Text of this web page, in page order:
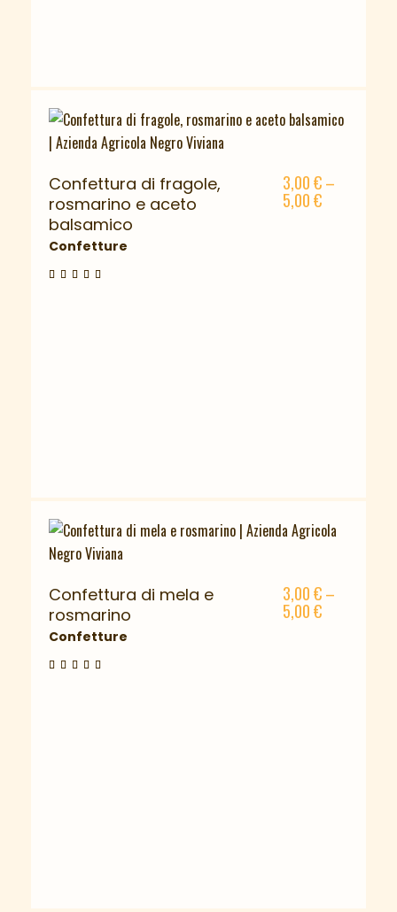
Confettura di fragole,
rosmarino e aceto
balsamico
Confetture
3,00€–
5,00€
Confettura di mela e
rosmarino
Confetture
3,00€–
5,00€